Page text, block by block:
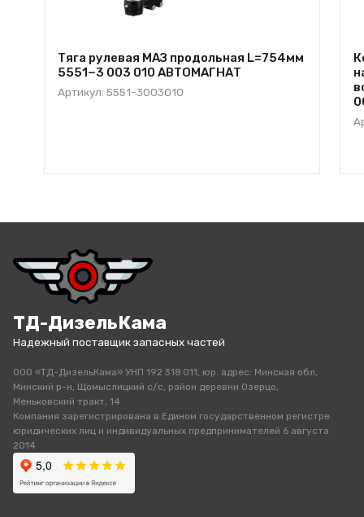
Тяга рулевая МАЗ продольная L=754мм
5551−3 003 010 АВТОМАГНАТ
Артикул: 5551-3003010
ТД-ДизельКама
Надежный поставщик запасных частей
ООО «ТД-ДизельКама» УНП 192 318 011, юр. адрес: Минская обл,
Минский р-н, Щомыслицкий с/с, район деревни Озерцо,
Меньковский тракт, 14
Компания зарегистрирована в Едином государственном регистре
юридических лиц и индивидуальных предпринимателей 6 августа
2014